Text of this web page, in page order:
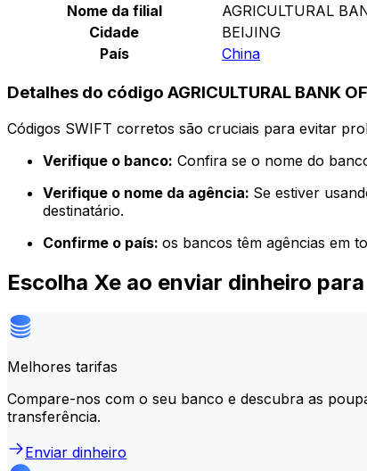
Nome da filial
AGRICULTURAL
Cidade
BEIJING
País
China
Detalhes do código AGRICULTURAL BANK
Códigos SWIFT corretos são cruciais para evitar
Verifique o banco: Confira se o nome do
Verifique o nome da agência: Se estiver
destinatário.
Confirme o país: os bancos têm agências em
Escolha Xe ao enviar dinheiro
Melhores tarifas
Compare-nos com o seu banco e descubra as
transferência.
Enviar dinheiro